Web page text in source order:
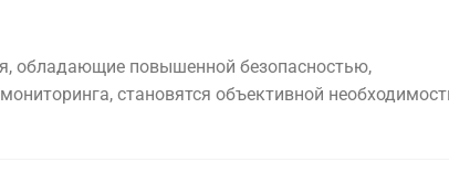
обладающие повышенной безопасностью,
становятся объективной